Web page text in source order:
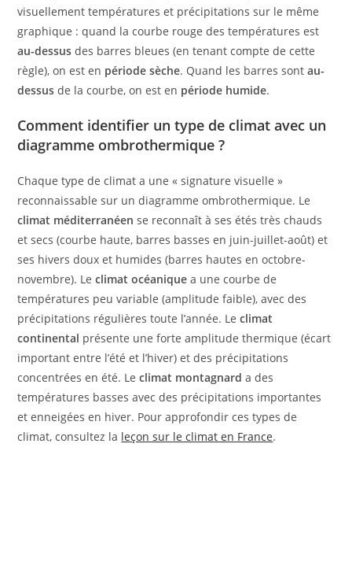
visuellement températures et précipitations sur le même
graphique : quand la courbe rouge des températures est
au-dessus des barres bleues (en tenant compte de cette
règle), on est en période sèche. Quand les barres sontau-
dessus de la courbe, on est en période humide.
Comment identifier un type de climat avec un
diagramme ombrothermique ?
Chaque type de climat a une « signature visuelle »
reconnaissable sur un diagramme ombrothermique. Le
climat méditerranéen se reconnaît à ses étés très chauds
et secs (courbe haute, barres basses en juin-juillet-août) et
ses hivers doux et humides (barres hautes en octobre-
novembre). Leclimat océanique a une courbe de
températures peu variable (amplitude faible), avec des
précipitations régulières toute l’année. Leclimat
continental présente une forte amplitude thermique (écart
important entre l’été et l’hiver) et des précipitations
concentrées en été. Leclimat montagnard a des
températures basses avec des précipitations importantes
et enneigées en hiver. Pour approfondir ces types de
climat, consultez la leçon sur le climat en France.